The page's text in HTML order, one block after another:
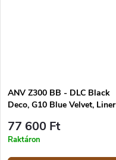
ANV Z300 BB - DLC Black
Deco, G10 Blue Velvet, Liner
77 600 Ft
Raktáron